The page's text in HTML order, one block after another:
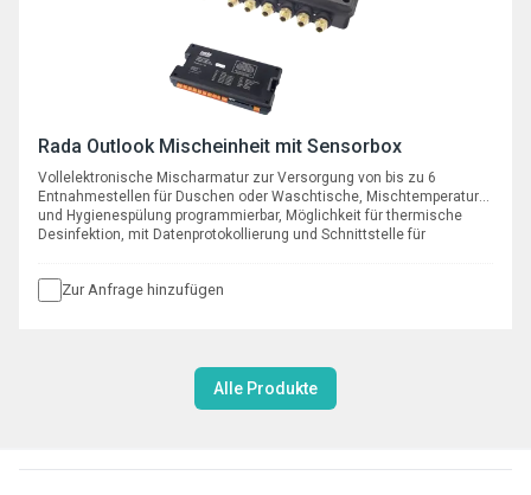
Rada Outlook Mischeinheit mit Sensorbox
Vollelektronische Mischarmatur zur Versorgung von bis zu 6
Entnahmestellen für Duschen oder Waschtische, Mischtemperatur
und Hygienespülung programmierbar, Möglichkeit für thermische
Desinfektion, mit Datenprotokollierung und Schnittstelle für
Zur Anfrage hinzufügen
Alle Produkte